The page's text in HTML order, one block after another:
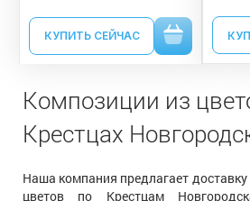
КУПИТЬ СЕЙЧАС
Композиции из
Крестцах
Наша компания предлагает
цветов по Крестцам